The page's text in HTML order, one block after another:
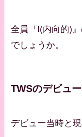
全員『I(内向的)
でしょうか。
TWSのデビュ
デビュー当時と